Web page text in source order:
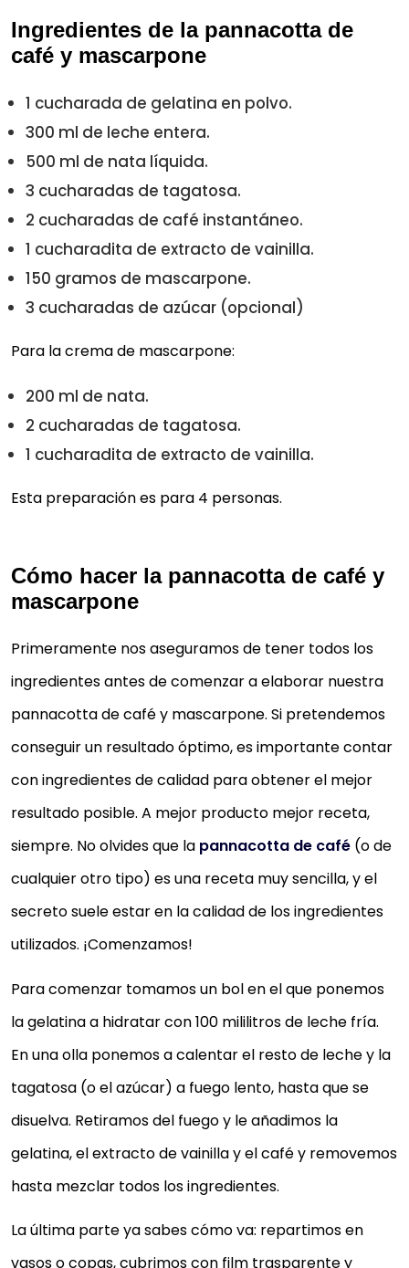
Ingredientes de la pannacotta de
café y mascarpone
1 cucharada de gelatina en polvo.
300 ml de leche entera.
500 ml de nata líquida.
3 cucharadas de tagatosa.
2 cucharadas de café instantáneo.
1 cucharadita de extracto de vainilla.
150 gramos de mascarpone.
3 cucharadas de azúcar (opcional)
Para la crema de mascarpone:
200 ml de nata.
2 cucharadas de tagatosa.
1 cucharadita de extracto de vainilla.
Esta preparación es para 4 personas.
Cómo hacer la pannacotta de café y
mascarpone
Primeramente nos aseguramos de tener todos los
ingredientes antes de comenzar a elaborar nuestra
pannacotta de café y mascarpone. Si pretendemos
conseguir un resultado óptimo, es importante contar
con ingredientes de calidad para obtener el mejor
resultado posible. A mejor producto mejor receta,
siempre. No olvides que la pannacotta de café (o de
cualquier otro tipo) es una receta muy sencilla, y el
secreto suele estar en la calidad de los ingredientes
utilizados. ¡Comenzamos!
Para comenzar tomamos un bol en el que ponemos
la gelatina a hidratar con 100 mililitros de leche fría.
En una olla ponemos a calentar el resto de leche y la
tagatosa (o el azúcar) a fuego lento, hasta que se
disuelva. Retiramos del fuego y le añadimos la
gelatina, el extracto de vainilla y el café y removemos
hasta mezclar todos los ingredientes.
La última parte ya sabes cómo va: repartimos en
vasos o copas, cubrimos con film trasparente y